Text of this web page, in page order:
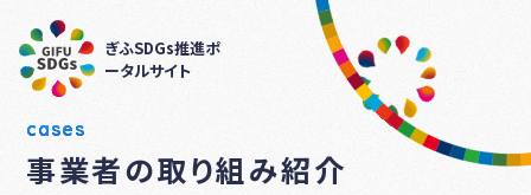
ぎふSDGs推進ポ
ータルサイト
cases
事業者の取り組み紹介